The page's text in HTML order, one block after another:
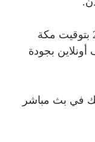
تقام المباراة الجمعة في الساعة 22:00 بتوقيت مكة
لايف أونلاين بجودة
في بث مباشر